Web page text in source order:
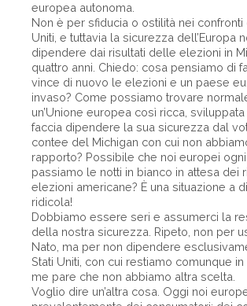
europea autonoma.
Non è per sfiducia o ostilità nei confronti
Uniti, e tuttavia la sicurezza dell’Europa
dipendere dai risultati delle elezioni in
quattro anni. Chiedo: cosa pensiamo di
vince di nuovo le elezioni e un paese
invaso? Come possiamo trovare
un’Unione europea così ricca,
faccia dipendere la sua sicurezza dal
contee del Michigan con cui non
rapporto? Possibile che noi europei
passiamo le notti in bianco in attesa dei
elezioni americane? È una situazione a
ridicola!
Dobbiamo essere seri e assumerci la
della nostra sicurezza. Ripeto, non per
Nato, ma per non dipendere
Stati Uniti, con cui restiamo comunque
me pare che non abbiamo altra scelta.
Voglio dire un’altra cosa. Oggi noi